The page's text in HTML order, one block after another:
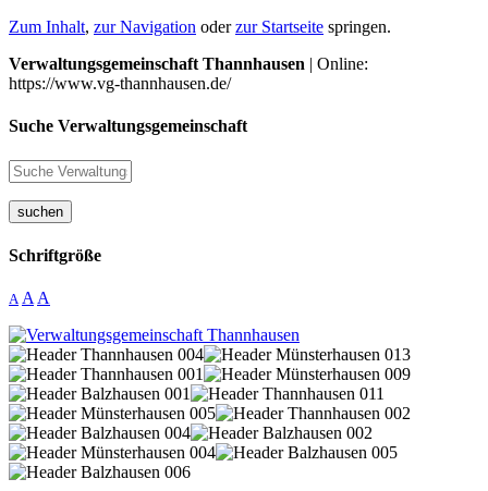
Zum Inhalt, zur Navigation oderzur Startseite springen.
Verwaltungsgemeinschaft Thannhausen | Online:
https://www.vg-thannhausen.de/
Suche Verwaltungsgemeinschaft
suchen
Schriftgröße
A A A